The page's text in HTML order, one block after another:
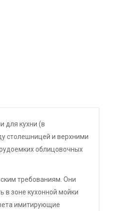
для кухни (в
столешницей и верхними
облицовочных
требованиям. Они
в зоне кухонной мойки
имитирующие